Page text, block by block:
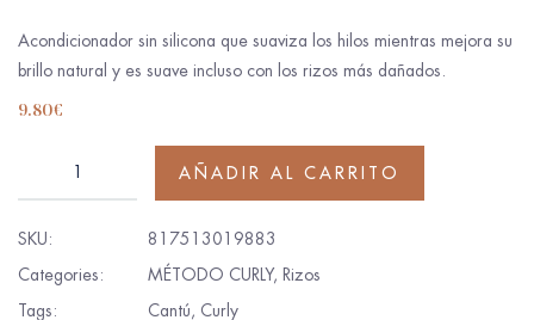
Acondicionador sin silicona que suaviza los hilos mientras mejora su
brillo natural y es suave incluso con los rizos más dañados.
9.80€
AÑADIR AL CARRITO
SKU:
817513019883
Categories:
MÉTODO CURLY, Rizos
Tags:
Cantú, Curly